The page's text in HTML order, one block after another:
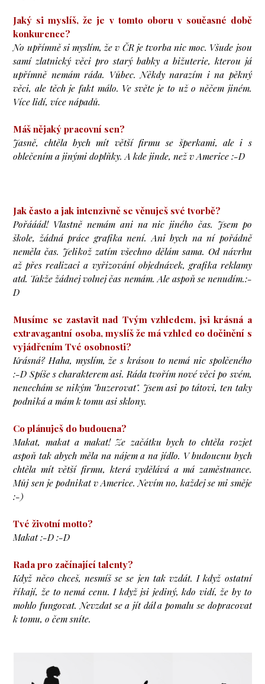
Jaký si myslíš, že je v tomto oboru v současné době
konkurence?
No upřímně si myslím, že v ČR je tvorba nic moc. Všude jsou
samí zlatnický věci pro starý babky a bižuterie, kterou já
upřímně nemám ráda. Vůbec. Někdy narazím i na pěkný
věci, ale těch je fakt málo. Ve světe je to už o něčem jiném.
Více lidí, více nápadů.
Máš nějaký pracovní sen?
Jasně, chtěla bych mít větší firmu se šperkami, ale i s
oblečením a jinými doplňky. A kde jinde, než v Americe :-D
Jak často a jak intenzivně se věnuješ své tvorbě?
Pořááád! Vlastně nemám ani na nic jiného čas. Jsem po
škole, žádná práce grafika není. Ani bych na ní pořádně
neměla čas. Jelikož zatím všechno dělám sama. Od návrhu
až přes realizaci a vyřizování objednávek, grafika reklamy
atd. Takže žádnej volnej čas nemám. Ale aspoň se nenudím.:-
D
Musíme se zastavit nad Tvým vzhledem, jsi krásná a
extravagantní osoba, myslíš že má vzhled co dočinění s
vyjádřením Tvé osobnosti?
Krásná? Haha, myslím, že s krásou to nemá nic spolčeného
:-D Spíše s charakterem asi. Ráda tvořím nové věci po svém,
nenechám se nikým "buzerovat". Jsem asi po tátovi, ten taky
podniká a mám k tomu asi sklony.
Co plánuješ do budoucna?
Makat, makat a makat! Ze začátku bych to chtěla rozjet
aspoň tak abych měla na nájem a na jídlo. V budoucnu bych
chtěla mít větší firmu, která vydělává a má zaměstnance.
Můj sen je podnikat v Americe. Nevím no, každej se mi směje
:-)
Tvé životní motto?
Makat :-D :-D
Rada pro začínající talenty?
Když něco chceš, nesmíš se se jen tak vzdát. I když ostatní
říkají, že to nemá cenu. I když jsi jediný, kdo vidí, že by to
mohlo fungovat. Nevzdat se a jít dál a pomalu se dopracovat
k tomu, o čem sníte.